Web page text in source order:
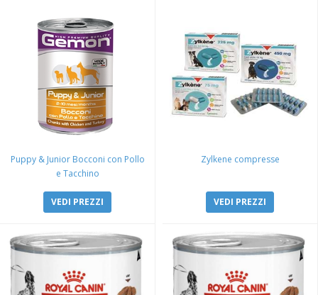
Puppy & Junior Bocconi con Pollo
e Tacchino
VEDI PREZZI
Zylkene compresse
VEDI PREZZI